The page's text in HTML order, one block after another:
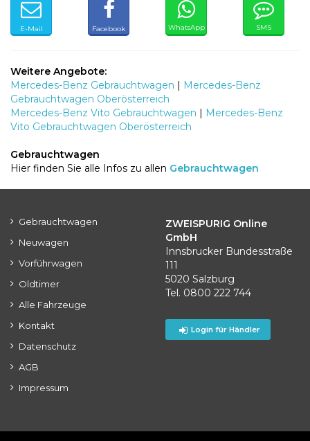
E-Mail Facebook WhatsApp SMS
Weitere Angebote:
Mercedes-Benz Gebrauchtwagen | Mercedes-Benz
Gebrauchtwagen Oberösterreich
Mercedes-Benz Vito Gebrauchtwagen | Mercedes-Benz
Vito Gebrauchtwagen Oberösterreich
Gebrauchtwagen
Hier finden Sie alle Infos zu allen Gebrauchtwagen
Gebrauchtwagen
Neuwagen
Vorführwagen
Oldtimer
Alle Fahrzeuge
Kontakt
Datenschutz
AGB
Impressum
ZWEISPURIG Online
GmbH
Innsbrucker Bundesstraße
111
5020 Salzburg
Tel. 0800 222 744
Login für Händler